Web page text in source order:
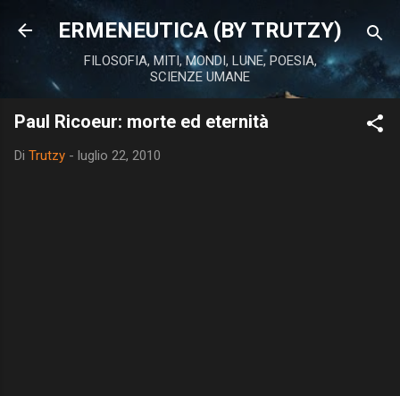
Passa ai contenuti principali
ERMENEUTICA (BY TRUTZY)
FILOSOFIA, MITI, MONDI, LUNE, POESIA,
SCIENZE UMANE
Paul Ricoeur: morte ed eternità
Di Trutzy - luglio 22, 2010